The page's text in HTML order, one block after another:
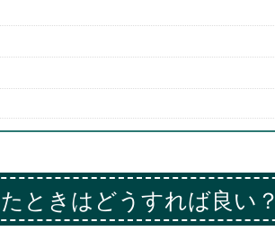
ときはどうすれば良い？